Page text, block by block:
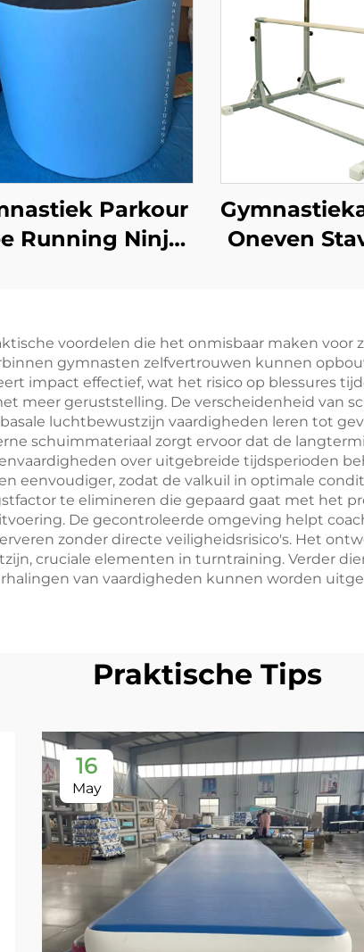
Parkour
Running Ninja
& vermaak
Oneven
voordelen die het onmisbaar maken voor
gymnasten zelfvertrouwen kunnen
impact effectief, wat het risico op blessures
meer geruststelling. De verscheidenheid van
luchtbewustzijn vaardigheden leren tot
schuimmateriaal zorgt ervoor dat de
over uitgebreide tijdsperioden
eenvoudiger, zodat de valkuil in optimale
te elimineren die gepaard gaat met het
De gecontroleerde omgeving helpt
zonder directe veiligheidsrisico's. Het
cruciale elementen in turntraining. Verder
van vaardigheden kunnen worden
Praktische Tips
16
May